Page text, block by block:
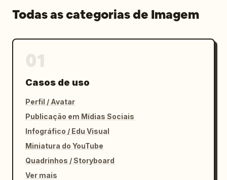
Todas as categorias de Imagem
Casos de uso
Perfil / Avatar
Publicação em Mídias Sociais
Infográfico / Edu Visual
Miniatura do YouTube
Quadrinhos / Storyboard
Ver mais